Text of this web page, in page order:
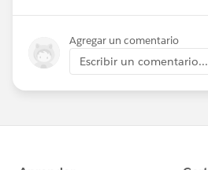
Agregar un comentario
Escribir un comentario...